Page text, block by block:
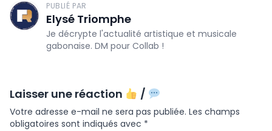
PUBLIÉ PAR
Elysé Triomphe
Je décrypte l'actualité artistique et musicale
gabonaise. DM pour Collab !
Laisser une réaction /
Votre adresse e-mail ne sera pas publiée. Les champs
obligatoires sont indiqués avec *